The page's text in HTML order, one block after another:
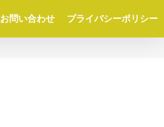
お問い合わせ プライバシーポリシー